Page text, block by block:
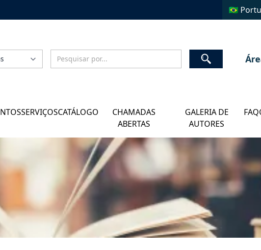
SERVIÇOSCATÁLOGO
CHAMADAS
ABERTAS
GALERIA DE
AUTORES
FAQ